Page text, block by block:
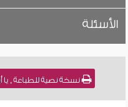
الأسئلة
نسخة نصية للطباعة , يا